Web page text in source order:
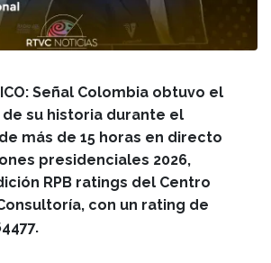
Señal Colombia obtuvo el
su historia durante el
más de 15 horas en directo
presidenciales 2026,
RPB ratings del Centro
con un rating de